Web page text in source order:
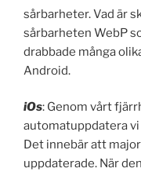
sårbarheter. Vad är
sårbarheten WebP
drabbade många
Android.
iOs: Genom vårt
automatuppdatera vi
Det innebär att
uppdaterade. När